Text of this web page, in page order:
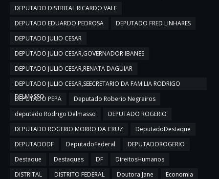
DEPUTADO DISTRITAL RICARDO VALE
DEPUTADO EDUARDO PEDROSA
DEPUTADO FRED LINHARES
DEPUTADO JULIO CESAR
DEPUTADO JULIO CESAR,GOVERNADOR IBANES
DEPUTADO JULIO CESAR,RENATA DAGUIAR
DEPUTADO JULIO CESAR,SEECRETARIO DA FAMILIA RODRIGO
DELMASSO
DEPUTADO PEPA
Deputado Roberio Negreiros
deputado Rodrigo Delmasso
DEPUTADO ROGERIO
DEPUTADO ROGERIO MORRO DA CRUZ
DeputadoDestaque
DEPUTADODF
DeputadoFederal
DEPUTADOROGERIO
Destaque
Destaques DF
DireitosHumanos
DISTRITAL
DISTRITO FEDERAL Doutora Jane
Economia